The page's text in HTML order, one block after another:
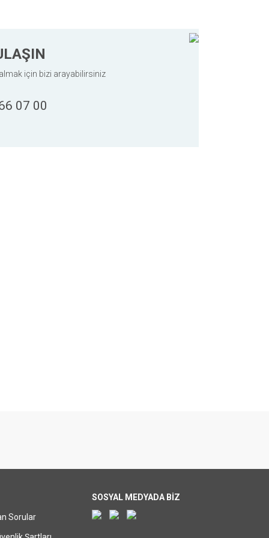
için bizi arayabilirsiniz
07 00
Sorular
SOSYAL MEDYADA BİZ